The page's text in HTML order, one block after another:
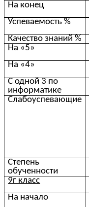
На конец
Успеваемость %
Качество знаний %
На «5»
На «4»
С одной 3 по
информатике
Слабоуспевающие
Степень
обученности
9г класс
На начало